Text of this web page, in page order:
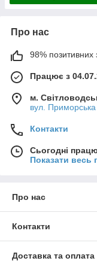
Про нас
98% позитивних
Працює з
м.
вул. Приморська
Контакти
Сьогодні
Показати весь
Про нас
Контакти
Доставка та оплата